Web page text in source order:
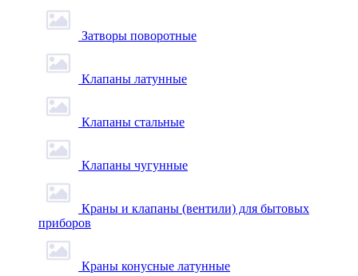
Затворы поворотные
Клапаны латунные
Клапаны стальные
Клапаны чугунные
Краны и клапаны (вентили) для бытовых
приборов
Краны конусные латунные